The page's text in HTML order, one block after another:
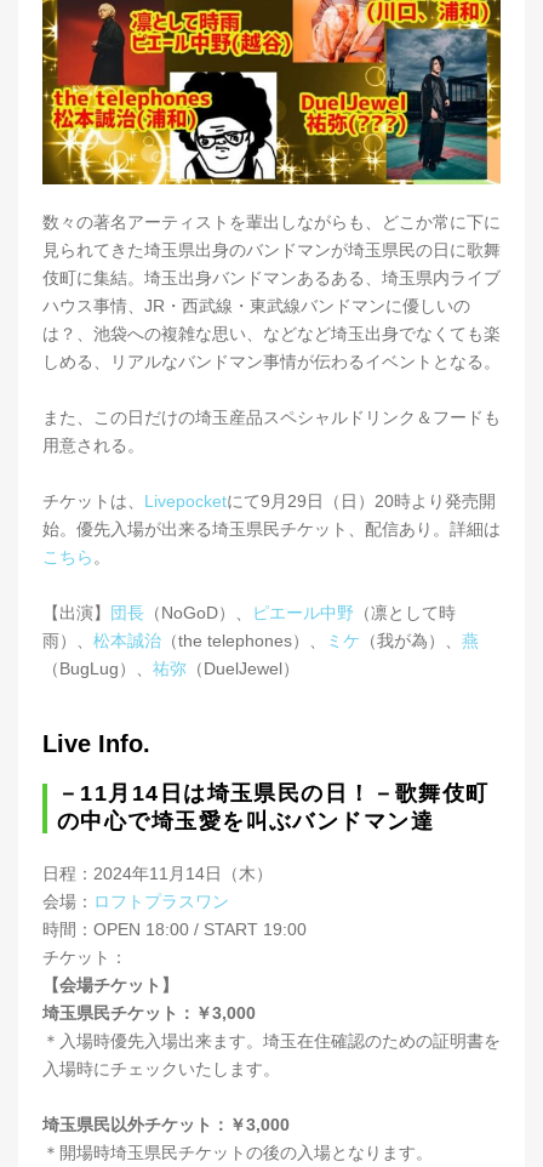
数々の著名アーティストを輩出しながらも、どこか常に下に
見られてきた埼玉県出身のバンドマンが埼玉県民の日に歌舞
伎町に集結。埼玉出身バンドマンあるある、埼玉県内ライブ
ハウス事情、JR・西武線・東武線バンドマンに優しいの
は？、池袋への複雑な思い、などなど埼玉出身でなくても楽
しめる、リアルなバンドマン事情が伝わるイベントとなる。
また、この日だけの埼玉産品スペシャルドリンク＆フードも
用意される。
チケットは、 Livepocketにて9月29日（日）20時より発売開
始。優先入場が出来る埼玉県民チケット、配信あり。詳細は
こちら。
【出演】 団長 （NoGoD）、 ピエール中野 （凛として時
雨）、 松本誠治 （the telephones）、 ミケ （我が為）、 燕
（BugLug）、 祐弥 （DuelJewel）
Live Info.
－11月14日は埼玉県民の日！－歌舞伎町
の中心で埼玉愛を叫ぶバンドマン達
日程：2024年11月14日（木）
会場： ロフトプラスワン
時間：OPEN 18:00 / START 19:00
チケット：
【会場チケット】
埼玉県民チケット：￥3,000
＊入場時優先入場出来ます。埼玉在住確認のための証明書を
入場時にチェックいたします。
埼玉県民以外チケット：￥3,000
＊開場時埼玉県民チケットの後の入場となります。